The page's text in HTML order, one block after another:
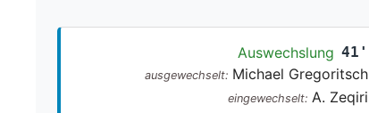
Auswechslung 41'
ausgewechselt: Michael Gregoritsch
eingewechselt: A. Zeqiri